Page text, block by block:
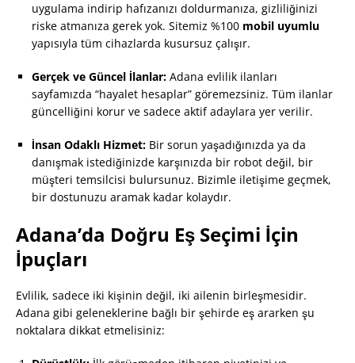
uygulama indirip hafızanızı doldurmanıza, gizliliğinizi
riske atmanıza gerek yok. Sitemiz %100 mobil uyumlu
yapısıyla tüm cihazlarda kusursuz çalışır.
Gerçek ve Güncel İlanlar: Adana evlilik ilanları
sayfamızda “hayalet hesaplar” göremezsiniz. Tüm ilanlar
güncelliğini korur ve sadece aktif adaylara yer verilir.
İnsan Odaklı Hizmet: Bir sorun yaşadığınızda ya da
danışmak istediğinizde karşınızda bir robot değil, bir
müşteri temsilcisi bulursunuz. Bizimle iletişime geçmek,
bir dostunuzu aramak kadar kolaydır.
Adana’da Doğru Eş Seçimi İçin
İpuçları
Evlilik, sadece iki kişinin değil, iki ailenin birleşmesidir.
Adana gibi geleneklerine bağlı bir şehirde eş ararken şu
noktalara dikkat etmelisiniz: